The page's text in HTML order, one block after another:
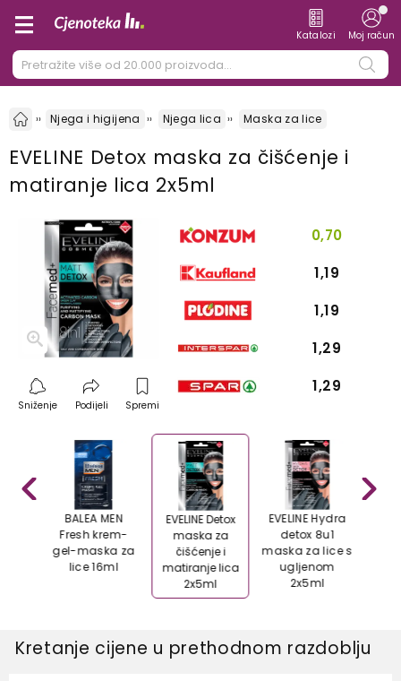
Katalozi Moj račun
Njega i higijena Njega lica Maska za lice
EVELINE Detox maska za čišćenje i
matiranje lica 2x5ml
Sniženje Podijeli Spremi
0,70
1,19
1,19
1,29
1,29
BALEA MEN
Fresh krem-
gel-maska za
lice 16ml
EVELINE Detox
maska za
čišćenje i
matiranje lica
2x5ml
EVELINE Hydra
detox 8u1
maska za lice s
ugljenom
2x5ml
Kretanje cijene u prethodnom razdoblju